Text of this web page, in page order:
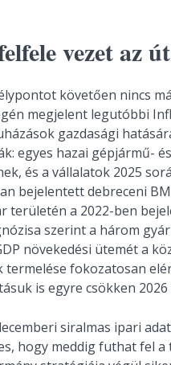
vezet az
követően nincs
megjelent legutóbbi
gazdasági
egyes hazai gépjármű-
és a vállalatok 2025
bejelentett debreceni
területén a 2022-ben
szerint a három
növekedési ütemét a
fokozatosan
is egyre csökken 2026
siralmas ipari
hogy meddig futhat fel